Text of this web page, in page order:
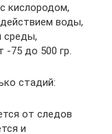
кислородом,
воды,
среды,
75 до 500 гр.
стадий:
от следов
и